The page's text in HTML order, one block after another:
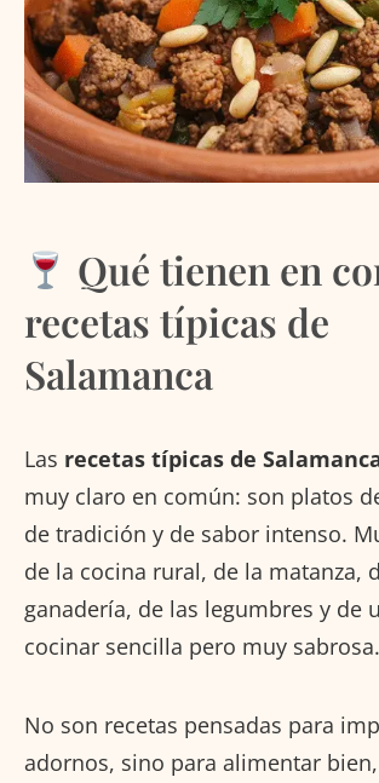
Qué tienen en
recetas típicas de
Salamanca
Las recetas típicas de
muy claro en común: son platos
de tradición y de sabor intenso.
de la cocina rural, de la matanza,
ganadería, de las legumbres y de
cocinar sencilla pero muy sabrosa.
No son recetas pensadas para
adornos, sino para alimentar